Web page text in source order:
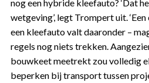
nog een hybride kleefauto? ‘Dat
wetgeving’, legt Trompert uit.
een kleefauto valt daaronder –
regels nog niets trekken.
bouwkeet meetrekt zou volledig
beperken bij transport tussen